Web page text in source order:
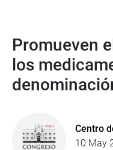
Promueven
los
Centro
10 May